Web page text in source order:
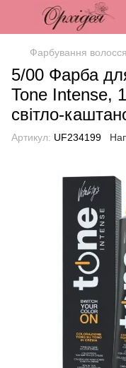
Фарбування волосся
5/00 Фарба
Tone Intense,
світло-
Артикул: UF234199